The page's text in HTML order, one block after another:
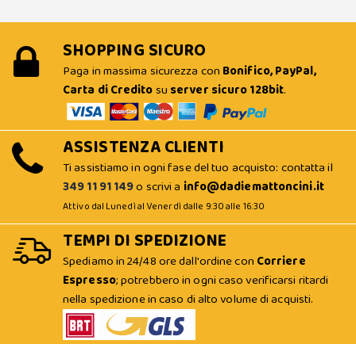
SHOPPING SICURO
Paga in massima sicurezza con Bonifico, PayPal,
Carta di Creditosu server sicuro 128bit.
ASSISTENZA CLIENTI
Ti assistiamo in ogni fase del tuo acquisto: contatta il
349 11 91 149o scrivi a info@dadiemattoncini.it
Attivo dal Lunedì al Venerdì dalle 9:30 alle 16:30
TEMPI DI SPEDIZIONE
Spediamo in 24/48 ore dall'ordine con Corriere
Espresso; potrebbero in ogni caso verificarsi ritardi
nella spedizione in caso di alto volume di acquisti.